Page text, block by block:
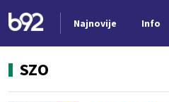
Najnovije Info
SZO